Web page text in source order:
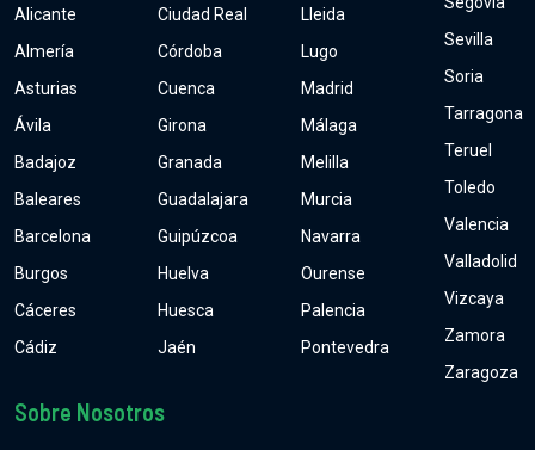
Alicante
Almería
Asturias
Ávila
Badajoz
Baleares
Barcelona
Burgos
Cáceres
Cádiz
Ciudad Real
Córdoba
Cuenca
Girona
Granada
Guadalajara
Guipúzcoa
Huelva
Huesca
Jaén
Lleida
Lugo
Madrid
Málaga
Melilla
Murcia
Navarra
Ourense
Palencia
Pontevedra
Sevilla
Soria
Tarragona
Teruel
Toledo
Valencia
Valladolid
Vizcaya
Zamora
Zaragoza
Sobre Nosotros